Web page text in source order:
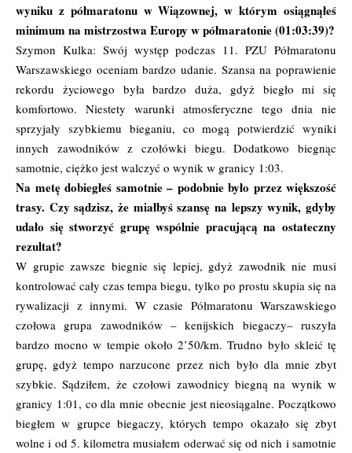
wyniku z półmaratonu w Wiązownej, w którym osiągnąłeś
minimum na mistrzostwa Europy w półmaratonie (01:03:39)?
Szymon Kulka: Swój występ podczas 11. PZU Półmaratonu
Warszawskiego oceniam bardzo udanie. Szansa na poprawienie
rekordu życiowego była bardzo duża, gdyż biegło mi się
komfortowo. Niestety warunki atmosferyczne tego dnia nie
sprzyjały szybkiemu bieganiu, co mogą potwierdzić wyniki
innych zawodników z czołówki biegu. Dodatkowo biegnąc
samotnie, ciężko jest walczyć o wynik w granicy 1:03.
Na metę dobiegłeś samotnie – podobnie było przez większość
trasy. Czy sądzisz, że miałbyś szansę na lepszy wynik, gdyby
udało się stworzyć grupę wspólnie pracującą na ostateczny
rezultat?
W grupie zawsze biegnie się lepiej, gdyż zawodnik nie musi
kontrolować cały czas tempa biegu, tylko po prostu skupia się na
rywalizacji z innymi. W czasie Półmaratonu Warszawskiego
czołowa grupa zawodników – kenijskich biegaczy– ruszyła
bardzo mocno w tempie około 2’50/km. Trudno było skleić tę
grupę, gdyż tempo narzucone przez nich było dla mnie zbyt
szybkie. Sądziłem, że czołowi zawodnicy biegną na wynik w
granicy 1:01, co dla mnie obecnie jest nieosiągalne. Początkowo
biegłem w grupce biegaczy, których tempo okazało się zbyt
wolne i od 5. kilometra musiałem oderwać się od nich i samotnie